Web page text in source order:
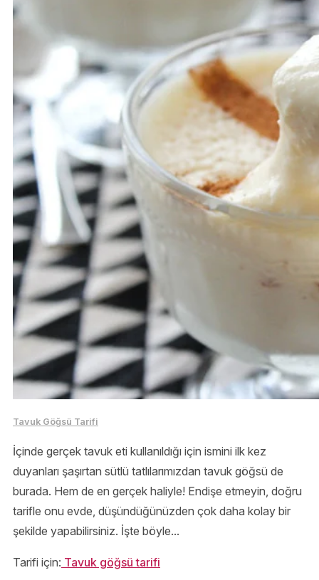
Tavuk Göğsü Tarifi
İçinde gerçek tavuk eti kullanıldığı için ismini ilk kez
duyanları şaşırtan sütlü tatlılarımızdan tavuk göğsü de
burada. Hem de en gerçek haliyle! Endişe etmeyin, doğru
tarifle onu evde, düşündüğünüzden çok daha kolay bir
şekilde yapabilirsiniz. İşte böyle...
Tarifi için: Tavuk göğsü tarifi